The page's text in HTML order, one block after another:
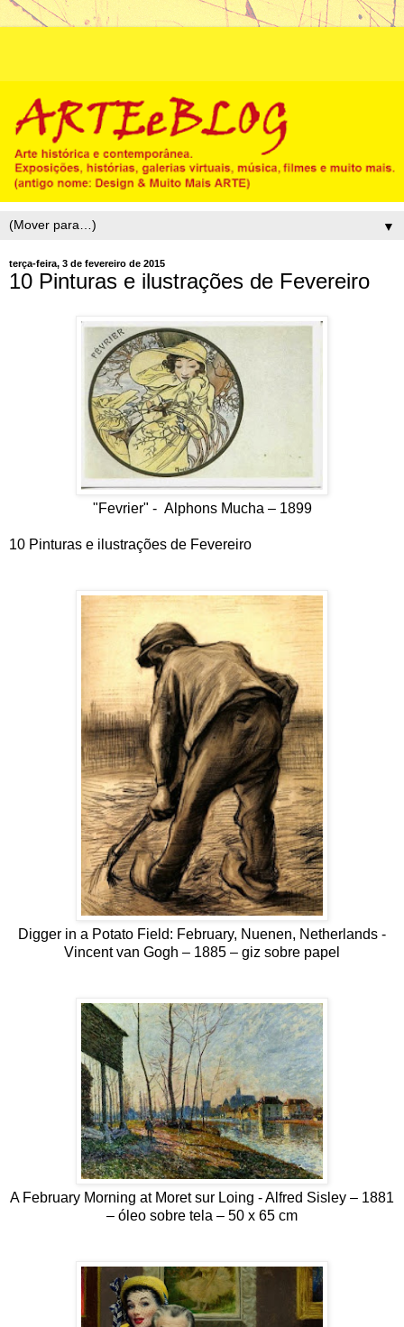
▼
terça-feira, 3 de fevereiro de 2015
10 Pinturas e ilustrações de Fevereiro
"Fevrier" - Alphons Mucha – 1899
10 Pinturas e ilustrações de Fevereiro
Digger in a Potato Field: February, Nuenen, Netherlands -
Vincent van Gogh – 1885 – giz sobre papel
A February Morning at Moret sur Loing - Alfred Sisley – 1881
– óleo sobre tela – 50 x 65 cm